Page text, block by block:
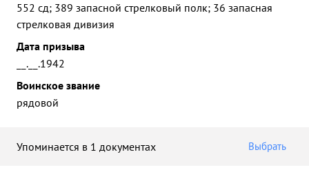
552 сд; 389 запасной стрелковый полк; 36 запасная
стрелковая дивизия
Дата призыва
__.__.1942
Воинское звание
рядовой
Упоминается в 1 документах Выбрать